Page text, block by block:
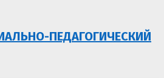
ПЕДАГОГИЧЕСКИЙ